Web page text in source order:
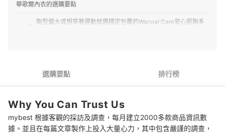
華歌爾內衣的選購要點
1
胸型偏大或想穿著運動就選穩定包覆的Wacoal Care安心挺胸系
想美化胸型能以摩奇X、深V或Free Up內衣為優先
選購要點 排行榜
Why You Can Trust Us
mybest 根據客觀的採訪及調查，每月建立2000多款商品資訊數
據。並且在每篇文章製作上投入大量心力，其中包含嚴謹的調查，